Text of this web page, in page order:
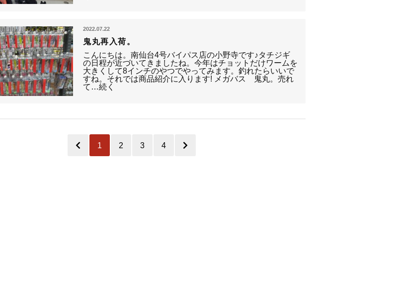
2022.07.22
鬼丸再入荷。
こんにちは。南仙台4号バイパス店の小野寺です♪タチジギ
の日程が近づいてきましたね。今年はチョットだけワームを
大きくして8インチのやつでやってみます。釣れたらいいで
すね。それでは商品紹介に入ります! メガバス 鬼丸。売れ
て…続く
1 2 3 4